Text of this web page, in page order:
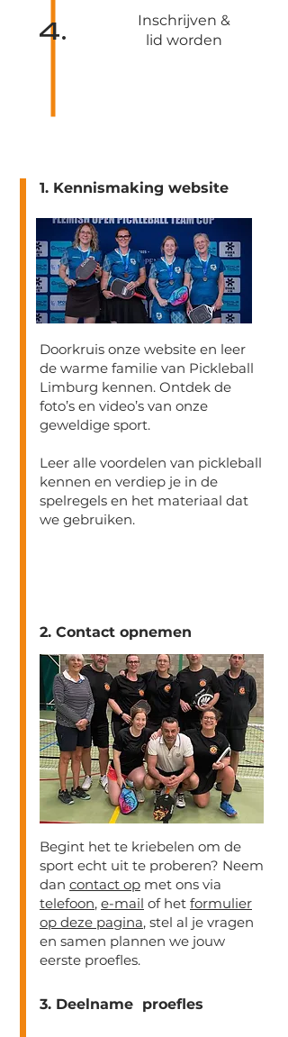
4.
Inschrijven &
lid worden
1. Kennismaking website
Doorkruis onze website en leer
de warme familie van Pickleball
Limburg kennen. Ontdek de
foto’s en video’s van onze
geweldige sport.
Leer alle voordelen van pickleball
kennen en verdiep je in de
spelregels en het materiaal dat
we gebruiken.
2. Contact opnemen
Begint het te kriebelen om de
sport echt uit te proberen? Neem
dan contact op met ons via
telefoon, e-mail of het formulier
op deze pagina, stel al je vragen
en samen plannen we jouw
eerste proefles.
3. Deelname proefles